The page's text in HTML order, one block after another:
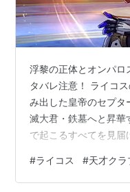
浮黎の正体とオンパ
タバレ注意！ ライコ
み出した皇帝のセプタ
滅大君・鉄墓へと昇華
で起こるすべてを見届
スの壊滅を望むオムニ
#1。知恵の指令にし
#ライコス #天才クラ